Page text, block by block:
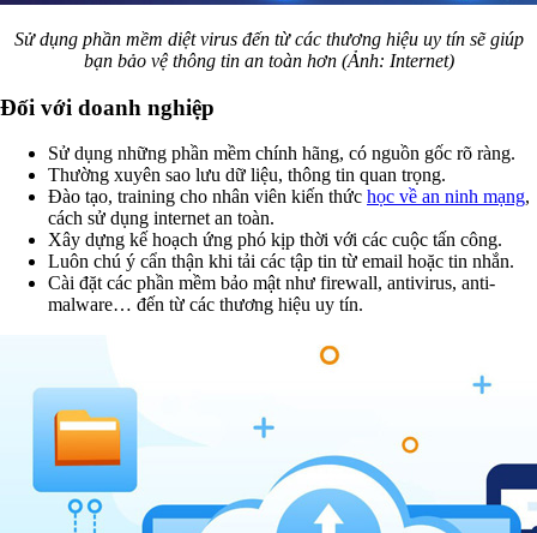
Sử dụng phần mềm diệt virus đến từ các thương hiệu uy tín sẽ giúp
bạn bảo vệ thông tin an toàn hơn (Ảnh: Internet)
Đối với doanh nghiệp
Sử dụng những phần mềm chính hãng, có nguồn gốc rõ ràng.
Thường xuyên sao lưu dữ liệu, thông tin quan trọng.
Đào tạo, training cho nhân viên kiến thức học về an ninh mạng,
cách sử dụng internet an toàn.
Xây dựng kế hoạch ứng phó kịp thời với các cuộc tấn công.
Luôn chú ý cẩn thận khi tải các tập tin từ email hoặc tin nhắn.
Cài đặt các phần mềm bảo mật như firewall, antivirus, anti-
malware… đến từ các thương hiệu uy tín.